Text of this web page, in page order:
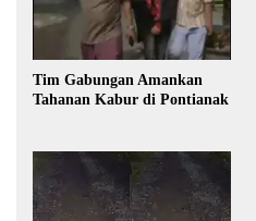
Tim Gabungan Amankan
Tahanan Kabur di Pontianak